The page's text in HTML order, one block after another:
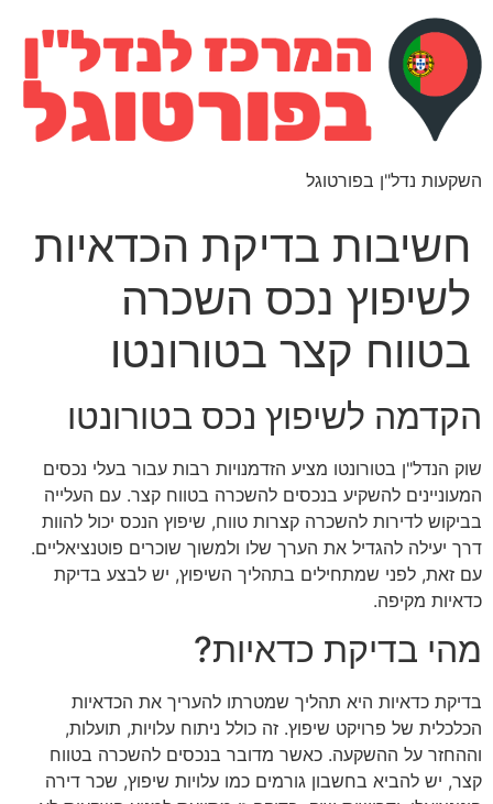
השקעות נדל"ן בפורטוגל
חשיבות בדיקת הכדאיות
לשיפוץ נכס השכרה
בטווח קצר בטורונטו
הקדמה לשיפוץ נכס בטורונטו
שוק הנדל"ן בטורונטו מציע הזדמנויות רבות עבור בעלי נכסים
המעוניינים להשקיע בנכסים להשכרה בטווח קצר. עם העלייה
בביקוש לדירות להשכרה קצרות טווח, שיפוץ הנכס יכול להוות
דרך יעילה להגדיל את הערך שלו ולמשוך שוכרים פוטנציאליים.
עם זאת, לפני שמתחילים בתהליך השיפוץ, יש לבצע בדיקת
כדאיות מקיפה.
מהי בדיקת כדאיות?
בדיקת כדאיות היא תהליך שמטרתו להעריך את הכדאיות
הכלכלית של פרויקט שיפוץ. זה כולל ניתוח עלויות, תועלות,
וההחזר על ההשקעה. כאשר מדובר בנכסים להשכרה בטווח
קצר, יש להביא בחשבון גורמים כמו עלויות שיפוץ, שכר דירה